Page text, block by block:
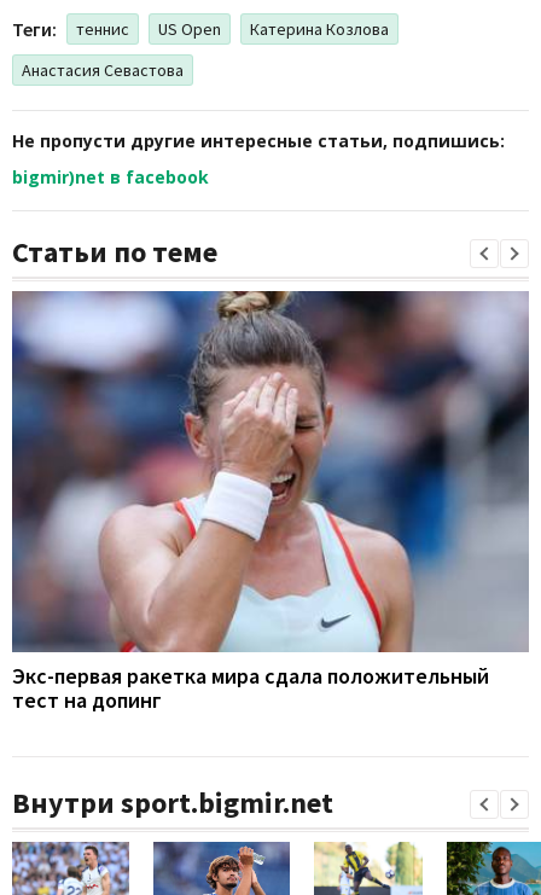
Теги: теннис US Open
Катерина Козлова
Анастасия Севастова
Не пропусти другие интересные статьи, подпишись:
bigmir)net в facebook
Статьи по теме
Экс-первая ракетка мира сдала положительный
тест на допинг
Внутри sport.bigmir.net